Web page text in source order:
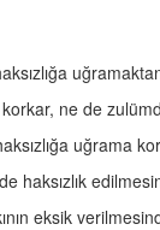
ne de
uğrama
haksızlık
eksik